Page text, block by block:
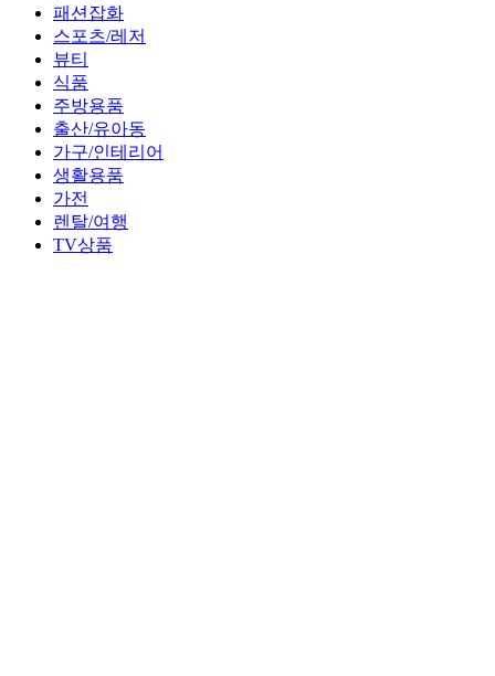
패션잡화
스포츠/레저
뷰티
식품
주방용품
출산/유아동
가구/인테리어
생활용품
가전
렌탈/여행
TV상품